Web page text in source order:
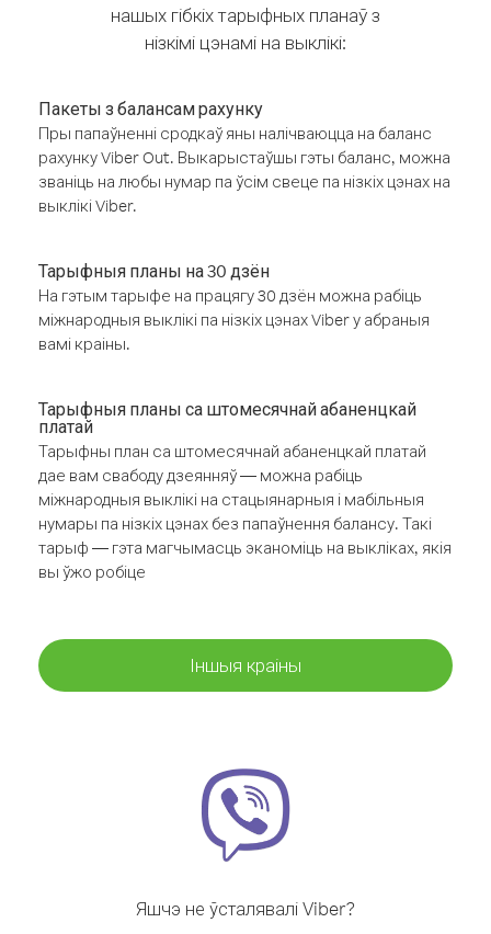
нашых гібкіх тарыфных планаў з
нізкімі цэнамі на выклікі:
Пакеты з балансам рахунку
Пры папаўненні сродкаў яны налічваюцца на баланс
рахунку Viber Out. Выкарыстаўшы гэты баланс, можна
званіць на любы нумар па ўсім свеце па нізкіх цэнах на
выклікі Viber.
Тарыфныя планы на 30 дзён
На гэтым тарыфе на працягу 30 дзён можна рабіць
міжнародныя выклікі па нізкіх цэнах Viber у абраныя
вамі краіны.
Тарыфныя планы са штомесячнай абаненцкай
платай
Тарыфны план са штомесячнай абаненцкай платай
дае вам свабоду дзеянняў — можна рабіць
міжнародныя выклікі на стацыянарныя і мабільныя
нумары па нізкіх цэнах без папаўнення балансу. Такі
тарыф — гэта магчымасць эканоміць на выкліках, якія
вы ўжо робіце
Іншыя краіны
Яшчэ не ўсталявалі Viber?